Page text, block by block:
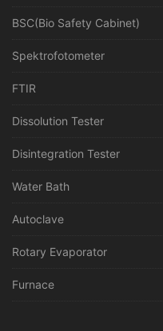
BSC(Bio Safety Cabinet)
Spektrofotometer
FTIR
Dissolution Tester
Disintegration Tester
Water Bath
Autoclave
Rotary Evaporator
Furnace